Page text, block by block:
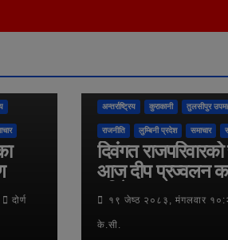
दोर्ण
अन्तर्राष्ट्रिय कुराकानी तुलसीपुर
राजनीति लुम्बिनी प्रदेश समाचार
दिवंगत
आज दीप प्रज्वलन
गरिने
१९ जेष्ठ २०८३, मंगलवार
के.सी.